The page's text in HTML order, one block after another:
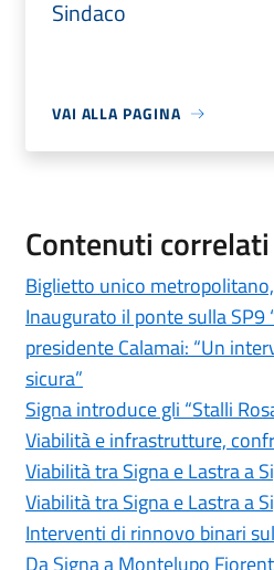
Sindaco
VAI ALLA PAGINA
Contenuti correlati
Biglietto unico
Inaugurato il ponte sulla
presidente Calamai: “Un
sicura”
Signa introduce gli “Stalli
Viabilità e infrastrutture,
Viabilità tra Signa e Lastra a
Viabilità tra Signa e Lastra a
Interventi di rinnovo binari
Da Signa a Montelupo